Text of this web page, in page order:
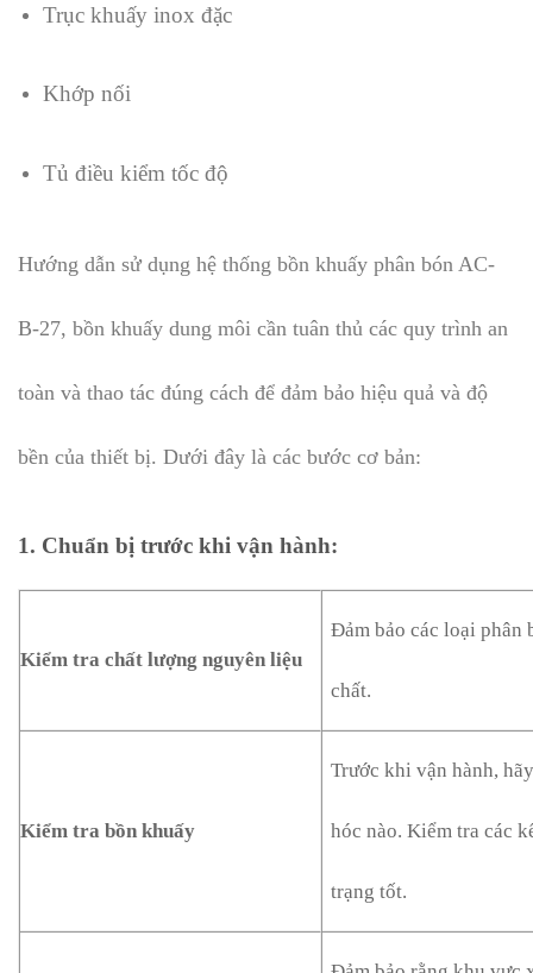
Trục khuấy inox đặc
Khớp nối
Tủ điều kiểm tốc độ​
Hướng dẫn sử dụng hệ thống bồn khuấy phân bón AC-
B-27, bồn khuấy dung môi cần tuân thủ các quy trình an
toàn và thao tác đúng cách để đảm bảo hiệu quả và độ
bền của thiết bị. Dưới đây là các bước cơ bản:
1. Chuẩn bị trước khi vận hành:
Kiểm tra chất lượng nguyên liệu
Đảm bảo các loại phân
chất.
Kiểm tra bồn khuấy
Trước khi vận hành,
hóc nào. Kiểm tra các
trạng tốt.